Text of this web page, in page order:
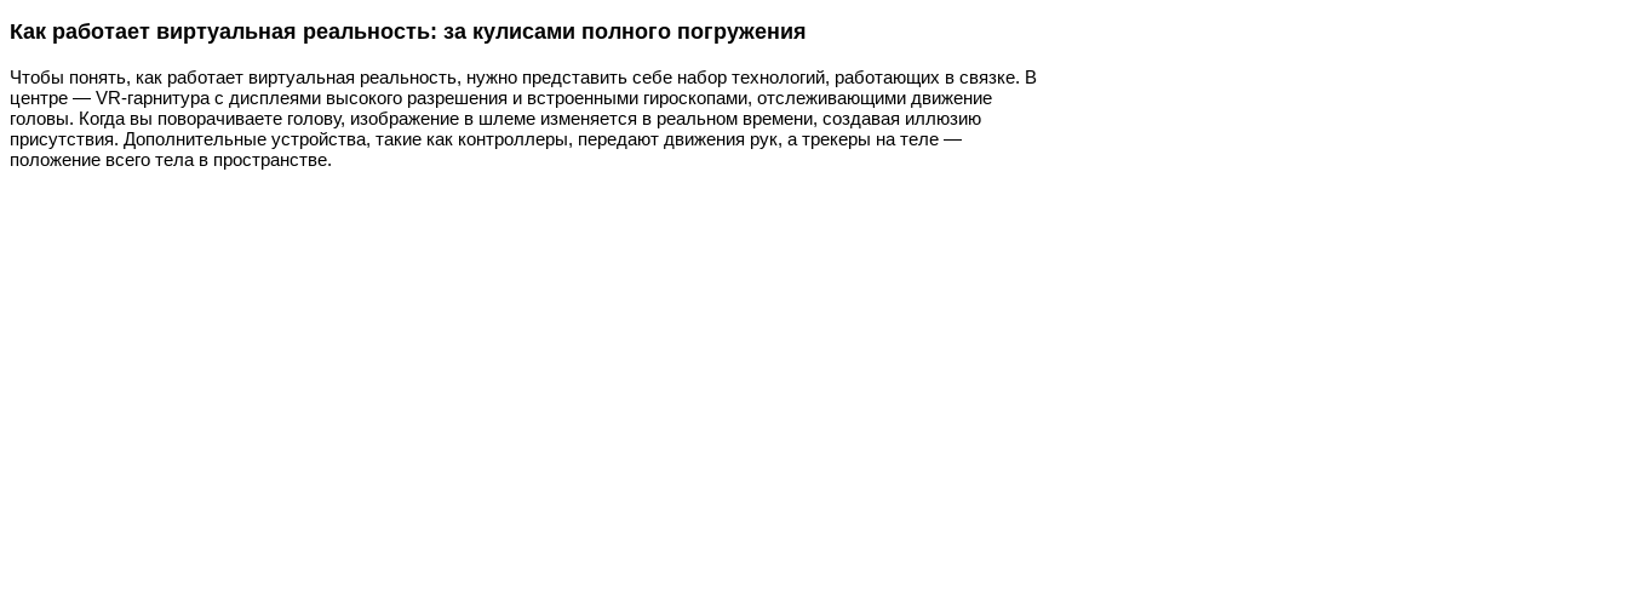
Как работает виртуальная реальность: за кулисами полного погружения
Чтобы понять, как работает виртуальная реальность, нужно представить себе набор технологий, работающих в связке. В
центре — VR-гарнитура с дисплеями высокого разрешения и встроенными гироскопами, отслеживающими движение
головы. Когда вы поворачиваете голову, изображение в шлеме изменяется в реальном времени, создавая иллюзию
присутствия. Дополнительные устройства, такие как контроллеры, передают движения рук, а трекеры на теле —
положение всего тела в пространстве.